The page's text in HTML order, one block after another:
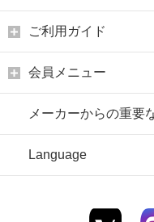
ご利用ガイド
会員メニュー
メーカーからの重要
Language